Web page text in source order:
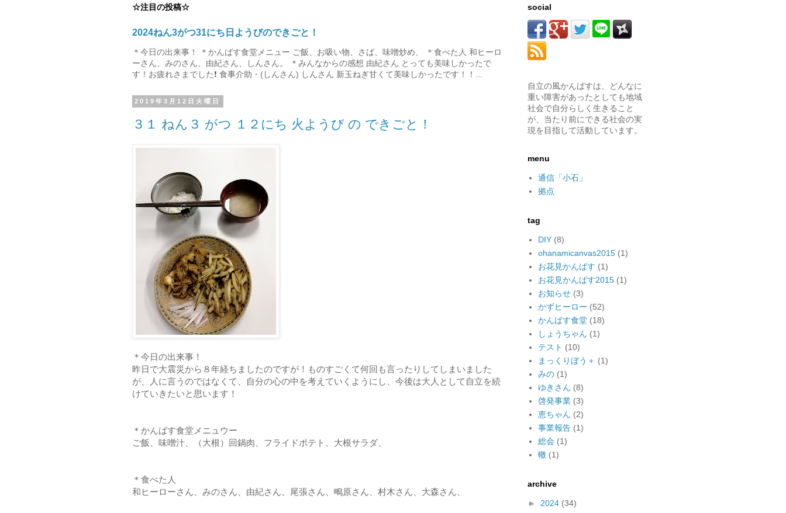
☆注目の投稿☆
2024ねん3がつ31にち日ようびのできごと！
＊今日の出来事！ ＊かんばす食堂メニュー ご飯、お吸い物、さば、味噌炒め、 ＊食べた人 和ヒーロ
ーさん、みのさん、由紀さん、しんさん。 ＊みんなからの感想 由紀さん とっても美味しかったで
す！お疲れさまでした❗ 食事介助・(しんさん) しんさん 新玉ねぎ甘くて美味しかったです！！...
2019年3月12日火曜日
３１ ねん３ がつ １２にち 火ようび の できごと！
＊今日の出来事！
昨日で大震災から８年経ちましたのですが！ものすごくて何回も言ったりしてしまいました
が、人に言うのではなくて、自分の心の中を考えていくようにし、今後は大人として自立を続
けていきたいと思います！
＊かんばす食堂メニュウー
ご飯、味噌汁、（大根）回鍋肉、フライドポテト、大根サラダ、
＊食べた人
和ヒーローさん、みのさん、由紀さん、尾張さん、鴫原さん、村木さん、大森さん、
social
自立の風かんばすは、どんなに
重い障害があったとしても地域
社会で自分らしく生きること
が、当たり前にできる社会の実
現を目指して活動しています。
menu
通信「小石」
拠点
tag
DIY (8)
ohanamicanvas2015 (1)
お花見かんばす (1)
お花見かんばす2015 (1)
お知らせ (3)
かずヒーロー (52)
かんばす食堂 (18)
しょうちゃん (1)
テスト (10)
まっくりぼう＋ (1)
みの (1)
ゆきさん (8)
啓発事業 (3)
恵ちゃん (2)
事業報告 (1)
総会 (1)
轍 (1)
archive
► 2024 (34)